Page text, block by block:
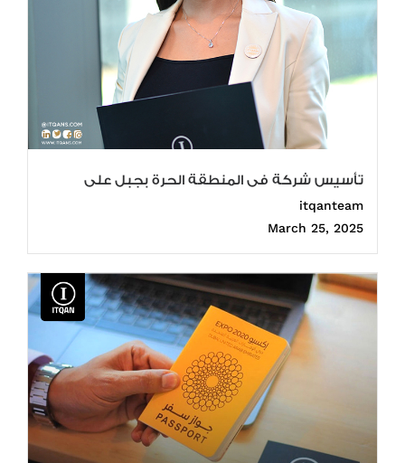
تأسيس شركة فى المنطقة الحرة بجبل على
itqanteam
March 25, 2025